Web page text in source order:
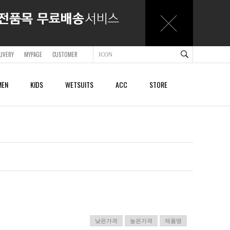
MYPAGE CUSTOMER
BAGS & BACKPACKS
CAPS
BAGS & BACKPACKS
CAPS
KIDS WETSUITS ACC STORE
낮은가격 높은가격 제품명